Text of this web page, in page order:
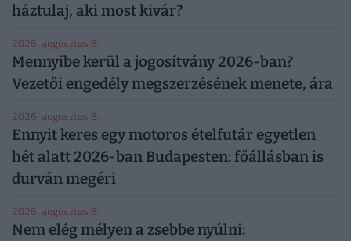
háztulaj, aki most kivár?
2026. augusztus 8.
Mennyibe kerül a jogosítvány 2026-ban?
Vezetői engedély megszerzésének menete, ára
2026. augusztus 8.
Ennyit keres egy motoros ételfutár egyetlen
hét alatt 2026-ban Budapesten: főállásban is
durván megéri
2026. augusztus 8.
Nem elég mélyen a zsebbe nyúlni: